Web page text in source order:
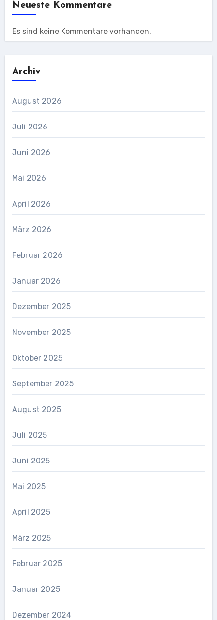
Neueste Kommentare
Es sind keine Kommentare vorhanden.
Archiv
August 2026
Juli 2026
Juni 2026
Mai 2026
April 2026
März 2026
Februar 2026
Januar 2026
Dezember 2025
November 2025
Oktober 2025
September 2025
August 2025
Juli 2025
Juni 2025
Mai 2025
April 2025
März 2025
Februar 2025
Januar 2025
Dezember 2024